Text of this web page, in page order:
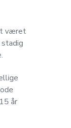
været
år